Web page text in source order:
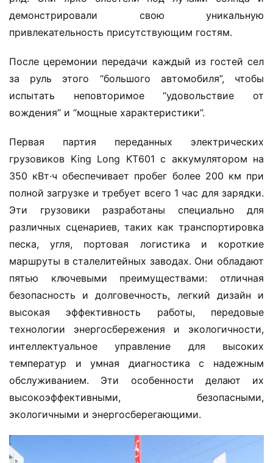
Д
демонстрировали свою уникальную
привлекательность присутствующим гостям.
После церемонии передачи каждый из гостей сел
за руль этого “большого автомобиля”, чтобы
испытать неповторимое “удовольствие от
вождения” и “мощные характеристики”.
Первая партия переданных электрических
грузовиков King Long KT601 с аккумулятором на
350 кВт·ч обеспечивает пробег более 200 км при
полной загрузке и требует всего 1 час для зарядки.
Эти грузовики разработаны специально для
различных сценариев, таких как транспортировка
песка, угля, портовая логистика и короткие
маршруты в сталелитейных заводах. Они обладают
пятью ключевыми преимуществами: отличная
безопасность и долговечность, легкий дизайн и
высокая эффективность работы, передовые
технологии энергосбережения и экологичности,
интеллектуальное управление для высоких
температур и умная диагностика с надежным
обслуживанием. Эти особенности делают их
высокоэффективными, безопасными,
экологичными и энергосберегающими.